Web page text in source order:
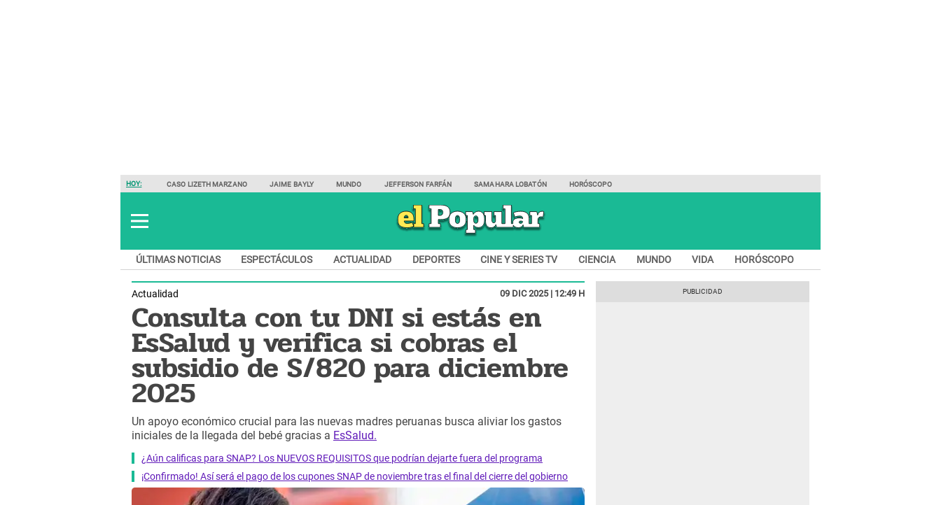
HOY: CASO LIZETH MARZANO JAIME BAYLY MUNDO JEFFERSON FARFÁN SAMAHARA LOBATÓN HORÓSCOPO
ÚLTIMAS NOTICIAS ESPECTÁCULOS ACTUALIDAD DEPORTES CINE Y SERIES TV CIENCIA MUNDO VIDA HORÓSCOPO
Actualidad 09 DIC 2025 | 12:49 H
Consulta con tu DNI si estás en
EsSalud y verifica si cobras el
subsidio de S/820 para diciembre
2025
Un apoyo económico crucial para las nuevas madres peruanas busca aliviar los gastos
iniciales de la llegada del bebé gracias a EsSalud.
¿Aún calificas para SNAP? Los NUEVOS REQUISITOS que podrían dejarte fuera del programa
¡Confirmado! Así será el pago de los cupones SNAP de noviembre tras el final del cierre del gobierno